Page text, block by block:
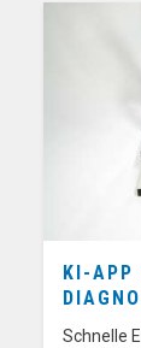
KI-APP
Schnelle